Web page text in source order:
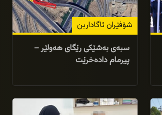
شۆفێران ئاگاداربن
سبەی بەشێکی رێگای هەولێر –
پیرمام دادەخرێت